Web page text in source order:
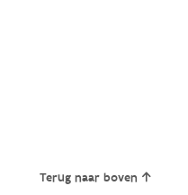
Terug naar boven